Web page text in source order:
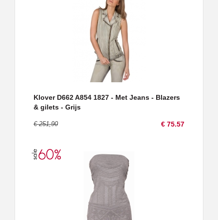
Klover D662 A854 1827 - Met Jeans - Blazers
& gilets - Grijs
€ 251,90 € 75.57